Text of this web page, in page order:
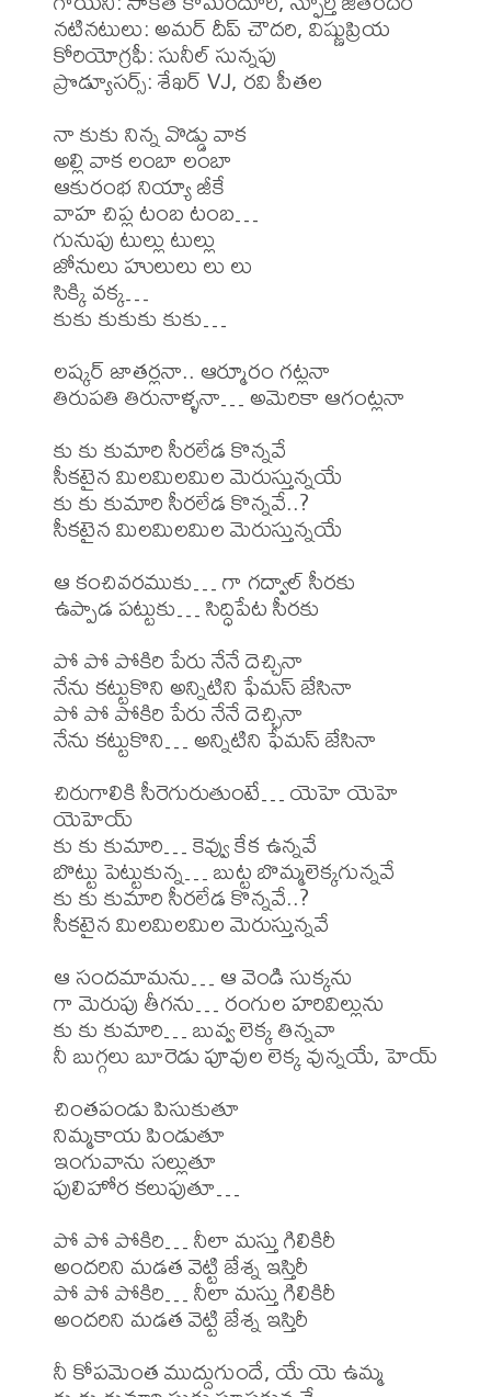
నటినటులు: అమర్ దీప్ చౌదరి, విష్ణుప్రియ
కోరియోగ్రఫీ: సునీల్ సున్నపు
ప్రొడ్యూసర్స్: శేఖర్ VJ, రవి పీతల
నా కుకు నిన్న వొడ్డు వాక
అల్లి వాక లంబా లంబా
ఆకురంభ నియ్యా జీకే
వాహ చిప్ల టంబ టంబ…
గునుపు టుల్లు టుల్లు
జోనులు హులులు లు లు
సిక్కి వక్క…
కుకు కుకుకు కుకు…
లష్కర్ జాతర్లనా.. ఆర్మూరం గట్లనా
తిరుపతి తిరునాళ్ళనా… అమెరికా ఆగంట్లనా
కు కు కుమారి సీరలేడ కొన్నవే
సీకటైన మిలమిలమిల మెరుస్తున్నయే
కు కు కుమారి సీరలేడ కొన్నవే..?
సీకటైన మిలమిలమిల మెరుస్తున్నయే
ఆ కంచివరముకు… గా గద్వాల్ సీరకు
ఉప్పాడ పట్టుకు… సిద్ధిపేట సీరకు
పో పో పోకిరి పేరు నేనే దెచ్చినా
నేను కట్టుకొని అన్నిటిని ఫేమస్ జేసినా
పో పో పోకిరి పేరు నేనే దెచ్చినా
నేను కట్టుకొని… అన్నిటిని ఫేమస్ జేసినా
చిరుగాలికి సీరెగురుతుంటే… యెహె యెహె
యెహెయ్
కు కు కుమారి… కెవ్వు కేక ఉన్నవే
బొట్టు పెట్టుకున్న… బుట్ట బొమ్మలెక్కగున్నవే
కు కు కుమారి సీరలేడ కొన్నవే..?
సీకటైన మిలమిలమిల మెరుస్తున్నవే
ఆ సందమామను… ఆ వెండి సుక్కను
గా మెరుపు తీగను… రంగుల హరివిల్లును
కు కు కుమారి… బువ్వ లెక్క తిన్నవా
నీ బుగ్గలు బూరెడు పూవుల లెక్క వున్నయే, హెయ్
చింతపండు పిసుకుతూ
నిమ్మకాయ పిండుతూ
ఇంగువాను సల్లుతూ
పులిహోర కలుపుతూ…
పో పో పోకిరి… నీలా మస్తు గిలికిరీ
అందరిని మడత వెట్టి జేశ్న ఇస్తిరీ
పో పో పోకిరి… నీలా మస్తు గిలికిరీ
అందరిని మడత వెట్టి జేశ్న ఇస్తిరీ
నీ కోపమెంత ముద్దుగుందే, యే యె ఉమ్మ